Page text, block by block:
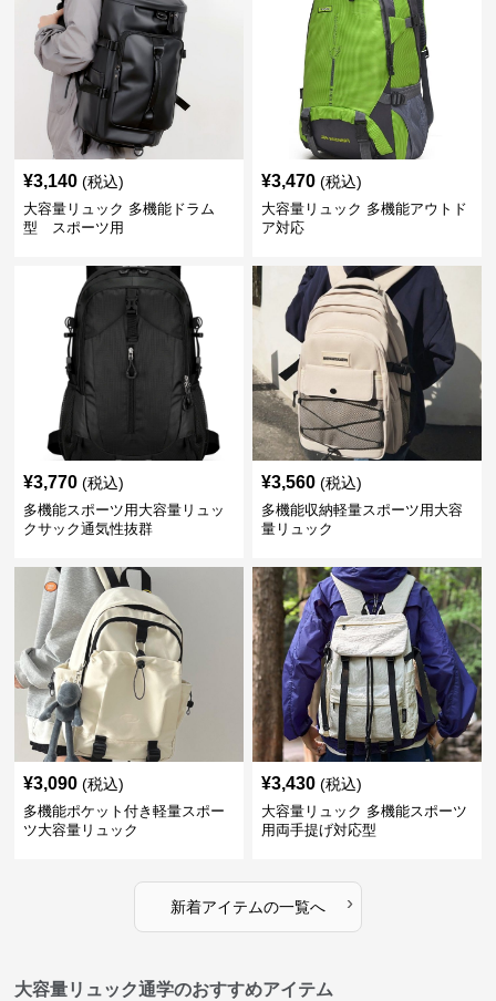
¥3,140 (税込)
大容量リュック 多機能ドラム
型 スポーツ用
¥3,470 (税込)
大容量リュック 多機能アウトド
ア対応
¥3,770 (税込)
多機能スポーツ用大容量リュッ
クサック通気性抜群
¥3,560 (税込)
多機能収納軽量スポーツ用大容
量リュック
¥3,090 (税込)
多機能ポケット付き軽量スポー
ツ大容量リュック
¥3,430 (税込)
大容量リュック 多機能スポーツ
用両手提げ対応型
新着アイテムの一覧へ ›
大容量リュック通学のおすすめアイテム